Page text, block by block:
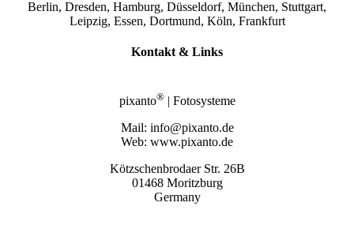
Berlin, Dresden, Hamburg, Düsseldorf, München, Stuttgart,
Leipzig, Essen, Dortmund, Köln, Frankfurt
Kontakt & Links
pixanto®| Fotosysteme
Mail: info@pixanto.de
Web: www.pixanto.de
Kötzschenbrodaer Str. 26B
01468 Moritzburg
Germany